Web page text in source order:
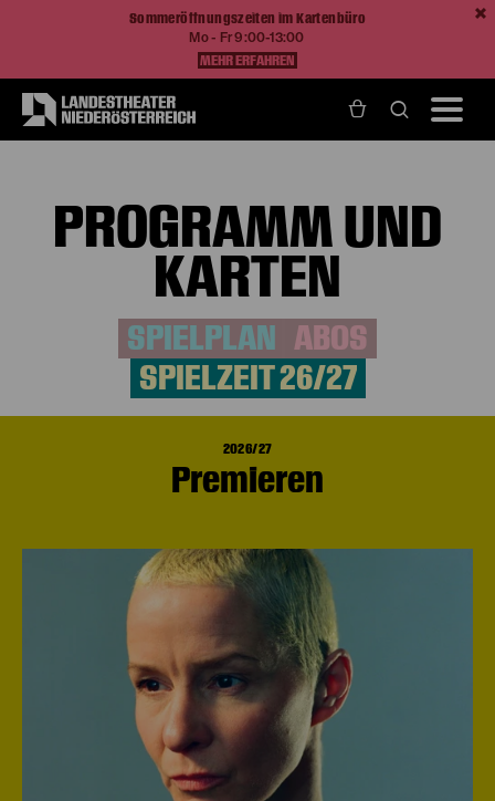
Sommeröffnungszeiten im Kartenbüro
Mo - Fr 9:00-13:00
MEHR ERFAHREN
PROGRAMM UND
KARTEN
SPIELPLAN ABOS
SPIELZEIT 26/27
2026/27
Premieren